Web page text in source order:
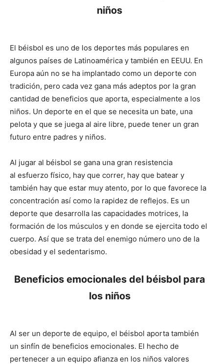
niños
El béisbol es uno de los deportes más populares en
algunos países de Latinoamérica y también en EEUU. En
Europa aún no se ha implantado como un deporte con
tradición, pero cada vez gana más adeptos por la gran
cantidad de beneficios que aporta, especialmente a los
niños. Un deporte en el que se necesita un bate, una
pelota y que se juega al aire libre, puede tener un gran
futuro entre padres y niños.
Al jugar al béisbol se gana una gran resistencia
al esfuerzo físico, hay que correr, hay que batear y
también hay que estar muy atento, por lo que favorece la
concentración así como la rapidez de reflejos. Es un
deporte que desarrolla las capacidades motrices, la
formación de los músculos y en donde se ejercita todo el
cuerpo. Así que se trata del enemigo número uno de la
obesidad y el sedentarismo.
Beneficios emocionales del béisbol para
los niños
Al ser un deporte de equipo, el béisbol aporta también
un sinfín de beneficios emocionales. El hecho de
pertenecer a un equipo afianza en los niños valores